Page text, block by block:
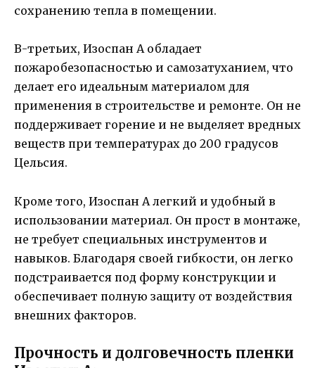
сохранению тепла в помещении.
В-третьих, Изоспан A обладает
пожаробезопасностью и самозатуханием, что
делает его идеальным материалом для
применения в строительстве и ремонте. Он не
поддерживает горение и не выделяет вредных
веществ при температурах до 200 градусов
Цельсия.
Кроме того, Изоспан A легкий и удобный в
использовании материал. Он прост в монтаже,
не требует специальных инструментов и
навыков. Благодаря своей гибкости, он легко
подстраивается под форму конструкции и
обеспечивает полную защиту от воздействия
внешних факторов.
Прочность и долговечность пленки